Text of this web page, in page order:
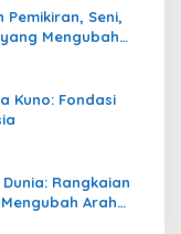
Pemikiran, Seni,
Mengubah
Kuno: Fondasi
Rangkaian
Arah